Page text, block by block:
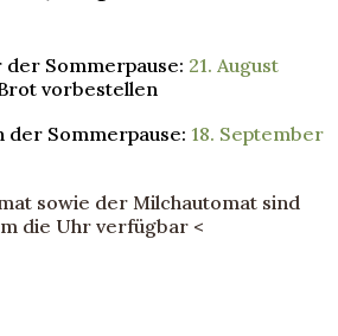
Sommerpause: 21. August
vorbestellen
der Sommerpause: 18. September
sowie der Milchautomat sind
die Uhr verfügbar <